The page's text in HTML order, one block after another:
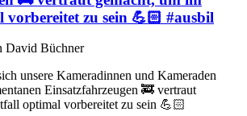
zu sein 💪🏻 #ausbil
David Büchner
unsere Kameradinnen und Kameraden
Einsatzfahrzeugen 🚒 vertraut
optimal vorbereitet zu sein 💪🏻